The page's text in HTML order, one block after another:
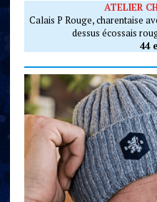
ATELIER
Calais P Rouge, charentaise
dessus écossais
44